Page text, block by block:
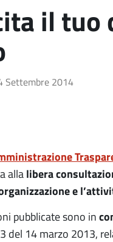
il tuo
Settembre 2014
alla libera
e
pubblicate sono in
del 14 marzo 2013,